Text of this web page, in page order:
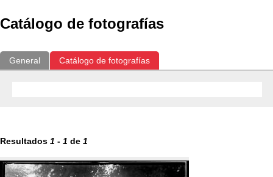
Catálogo de fotografías
General Catálogo de fotografías
Resultados 1 - 1 de 1